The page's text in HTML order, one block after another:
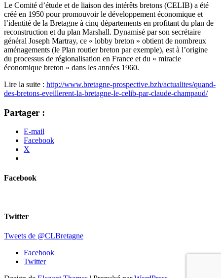
Le Comité d’étude et de liaison des intérêts bretons (CELIB) a été
créé en 1950 pour promouvoir le développement économique et
l’identité de la Bretagne à cinq départements en profitant du plan de
reconstruction et du plan Marshall. Dynamisé par son secrétaire
général Joseph Martray, ce « lobby breton » obtient de nombreux
aménagements (le Plan routier breton par exemple), est à l’origine
du processus de régionalisation en France et du « miracle
économique breton » dans les années 1960.
Lire la suite : http://www.bretagne-prospective.bzh/actualites/quand-
des-bretons-eveillerent-la-bretagne-le-celib-par-claude-champaud/
Partager :
E-mail
Facebook
X
Facebook
Twitter
Tweets de @CLBretagne
Facebook
Twitter